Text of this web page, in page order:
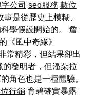
公司 seo服務 數位
事是從歷史上模糊、
學假設開始的。 詹
《風中奇緣》
常精彩，但結果卻出
發明者，但潘朵拉
角色也是一種體驗。
行銷 育碧確實暴露